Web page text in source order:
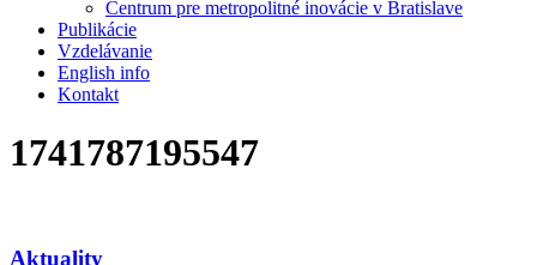
Centrum pre metropolitné inovácie v Bratislave
Publikácie
Vzdelávanie
English info
Kontakt
1741787195547
Aktuality